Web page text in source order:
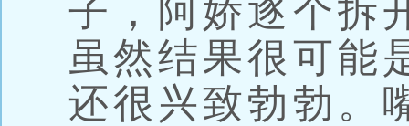
子，阿娇逐个拆
虽然结果很可能
还很兴致勃勃。